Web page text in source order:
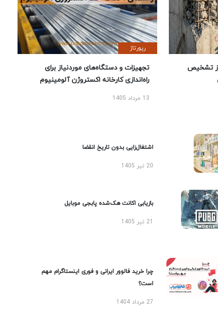
تشخیص
رپورتاژ
تجهیزات و دستگاه‌های موردنیاز برای
راه‌اندازی کارخانه اکستروژن آلومینیوم
13 مرداد 1405
اشتغال‌زایی بدون تاریخ انقضا
20 تیر 1405
بازیابی اکانت هک‌شده پابجی موبایل
چرا خرید فالوور ایرانی و فوری اینستاگرام مهم
است؟
27 مرداد 1404